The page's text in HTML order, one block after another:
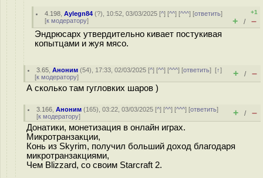
4.198 ,Aylegn84 (?), 10:52, 03/03/2025 [^] [^^] [^^^] [ответить]
[к модератору]
+1
+ / –
Эндрюсарх утвердительно кивает постукивая
копытцами и жуя мясо.
3.65 ,Аноним (54), 17:33, 02/03/2025 [^] [^^] [^^^] [ответить][↑]
[к модератору] + / –
А сколько там гугловких шаров )
3.166 ,Аноним (165), 03:22, 03/03/2025 [^] [^^] [^^^] [ответить]
[к модератору] + / –
Донатики, монетизация в онлайн играх.
Микротранзакции,
Конь из Skyrim, получил больший доход благодаря
микротранзакциями,
Чем Blizzard, со своим Starcraft 2.